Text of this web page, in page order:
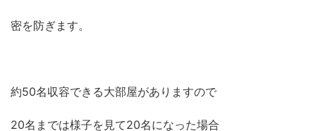
密を防ぎます。
約50名収容できる大部屋がありますので
20名までは様子を見て20名になった場合